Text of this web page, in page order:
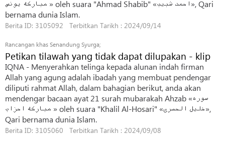
مبارکه یونس » oleh suara "Ahmad Shabib" «احمد شبیب», Qari
bernama dunia Islam.
Berita ID: 3105092 Terbitkan Tarikh : 2024/09/14
Rancangan khas Senandung Syurga;
Petikan tilawah yang tidak dapat dilupakan - klip
IQNA - Menyerahkan telinga kepada alunan indah firman
Allah yang agung adalah ibadah yang membuat pendengar
diliputi rahmat Allah, dalam bahagian berikut, anda akan
mendengar bacaan ayat 21 surah mubarakah Ahzab «سوره
مبارکه احزاب » oleh suara "Khalil Al-Hosari" «خلیل الحصری»,
Qari bernama dunia Islam.
Berita ID: 3105060 Terbitkan Tarikh : 2024/09/08